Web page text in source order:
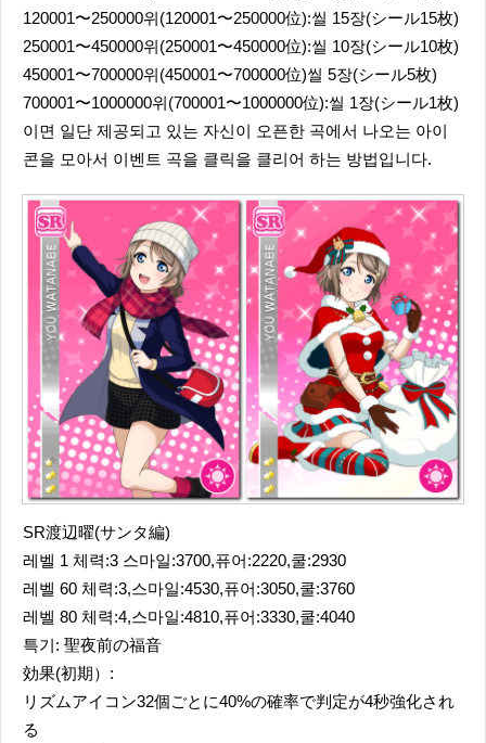
120001〜250000위(120001〜250000位):씰 15장(シール15枚)
250001〜450000위(250001〜450000位):씰 10장(シール10枚)
450001〜700000위(450001〜700000位)씰 5장(シール5枚)
700001〜1000000위(700001〜1000000位):씰 1장(シール1枚)
이면 일단 제공되고 있는 자신이 오픈한 곡에서 나오는 아이
콘을 모아서 이벤트 곡을 클릭을 클리어 하는 방법입니다.
SR渡辺曜(サンタ編)
레벨 1 체력:3 스마일:3700,퓨어:2220,쿨:2930
레벨 60 체력:3,스마일:4530,퓨어:3050,쿨:3760
레벨 80 체력:4,스마일:4810,퓨어:3330,쿨:4040
특기: 聖夜前の福音
効果(初期）:
リズムアイコン32個ごとに40%の確率で判定が4秒強化され
る